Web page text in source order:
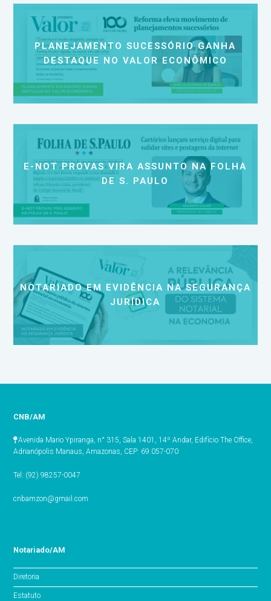
PLANEJAMENTO SUCESSÓRIO GANHA
DESTAQUE NO VALOR ECONÔMICO
E-NOT PROVAS VIRA ASSUNTO NA FOLHA
DE S. PAULO
NOTARIADO EM EVIDÊNCIA NA SEGURANÇA
JURÍDICA
CNB/AM
Avenida Mario Ypiranga, n° 315, Sala 1401, 14º Andar, Edifício The Office,
Adrianópolis Manaus, Amazonas, CEP: 69.057-070
Tel: (92) 98257-0047
cnbamzon@gmail.com
Notariado/AM
Diretoria
Estatuto